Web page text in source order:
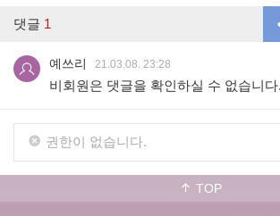
댓글 1
예쓰리 21.03.08. 23:28
비회원은 댓글을 확인하실 수 없습니다.
권한이 없습니다.
TOP